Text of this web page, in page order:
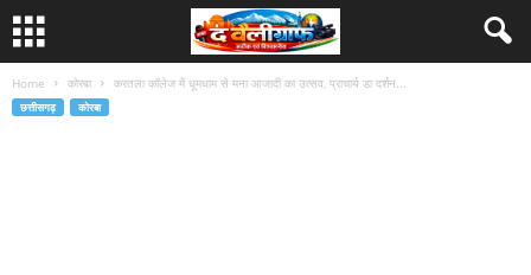
Home कोरबा करतला कॉलेज में धूमधाम से मना आजादी का उत्सव, प्राचार्य डा दर्शन...
छत्तीसगढ़ कोरबा